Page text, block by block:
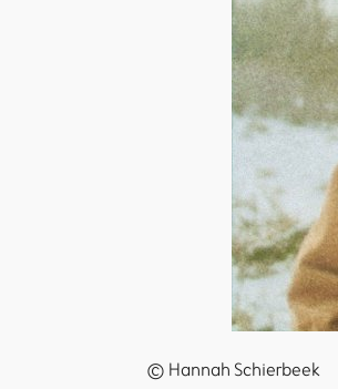
© Hannah Schierbeek